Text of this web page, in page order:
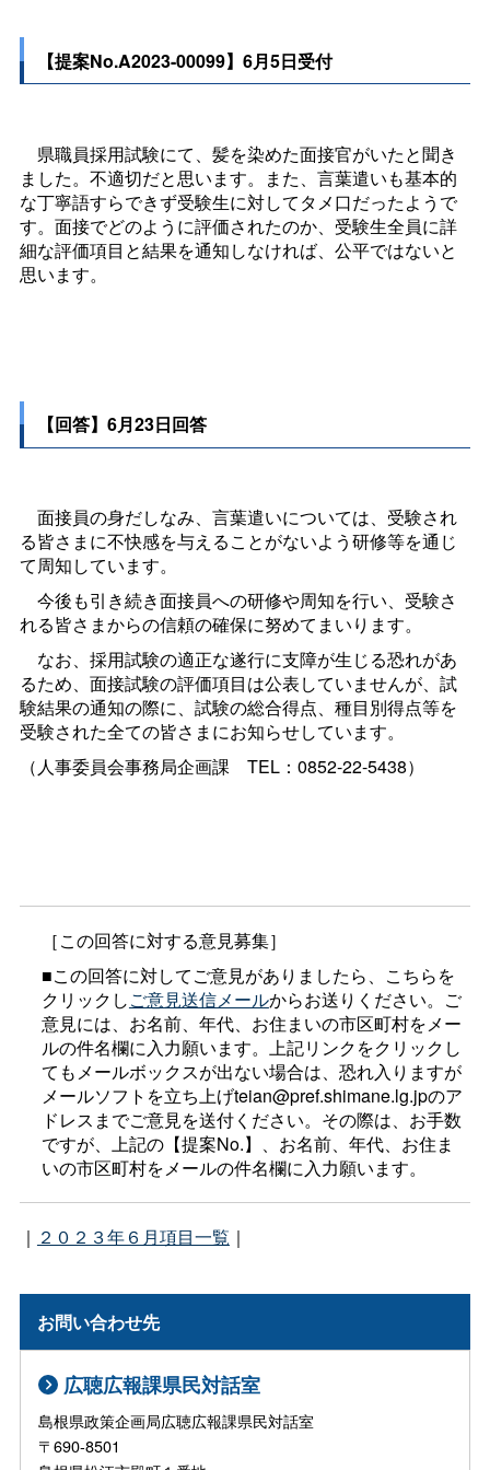
【提案No.A2023-00099】6月5日受付
県職員採用試験にて、髪を染めた面接官がいたと聞き
ました。不適切だと思います。また、言葉遣いも基本的
な丁寧語すらできず受験生に対してタメ口だったようで
す。面接でどのように評価されたのか、受験生全員に詳
細な評価項目と結果を通知しなければ、公平ではないと
思います。
【回答】6月23日回答
面接員の身だしなみ、言葉遣いについては、受験され
る皆さまに不快感を与えることがないよう研修等を通じ
て周知しています。
今後も引き続き面接員への研修や周知を行い、受験さ
れる皆さまからの信頼の確保に努めてまいります。
なお、採用試験の適正な遂行に支障が生じる恐れがあ
るため、面接試験の評価項目は公表していませんが、試
験結果の通知の際に、試験の総合得点、種目別得点等を
受験された全ての皆さまにお知らせしています。
（人事委員会事務局企画課 TEL：0852-22-5438）
［この回答に対する意見募集］
■この回答に対してご意見がありましたら、こちらを
クリックしご意見送信メールからお送りください。ご
意見には、お名前、年代、お住まいの市区町村をメー
ルの件名欄に入力願います。上記リンクをクリックし
てもメールボックスが出ない場合は、恐れ入りますが
メールソフトを立ち上げteian@pref.shimane.lg.jpのア
ドレスまでご意見を送付ください。その際は、お手数
ですが、上記の【提案No.】、お名前、年代、お住ま
いの市区町村をメールの件名欄に入力願います。
｜ ２０２３年６月項目一覧 ｜
お問い合わせ先
広聴広報課県民対話室
島根県政策企画局広聴広報課県民対話室
〒690-8501